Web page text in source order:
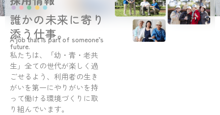
誰かの未来に寄り
添う仕事。
A job that is part of someone’s
future.
私たちは、「幼・青・老共
生」全ての世代が楽しく過
ごせるよう、利用者の生き
がいを第一にやりがいを持
って働ける環境づくりに取
り組んでいます。